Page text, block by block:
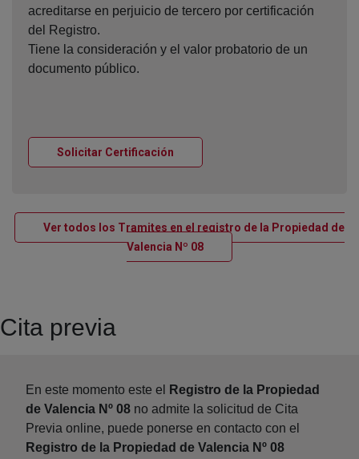
acreditarse en perjuicio de tercero por certificación
del Registro.
Tiene la consideración y el valor probatorio de un
documento público.
Solicitar Certificación
Ver todos los Tramites en el registro de la Propiedad de
Valencia Nº 08Ventana nueva
Cita previa
En este momento este el
Registro de la Propiedad
de Valencia Nº 08 no admite la solicitud de Cita
Previa online, puede ponerse en contacto con el
Registro de la Propiedad de Valencia Nº 08